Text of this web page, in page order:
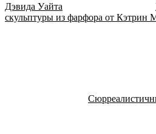
Дэвида Уайта
скульптуры из фарфора от Кэтрин